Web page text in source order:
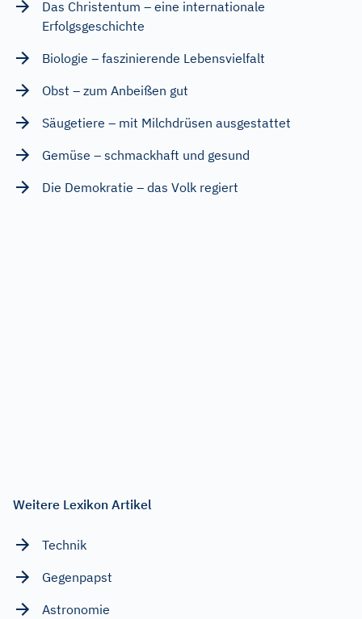
Das Christentum – eine internationale
Erfolgsgeschichte
Biologie – faszinierende Lebensvielfalt
Obst – zum Anbeißen gut
Säugetiere – mit Milchdrüsen ausgestattet
Gemüse – schmackhaft und gesund
Die Demokratie – das Volk regiert
Weitere Lexikon Artikel
Technik
Gegenpapst
Astronomie